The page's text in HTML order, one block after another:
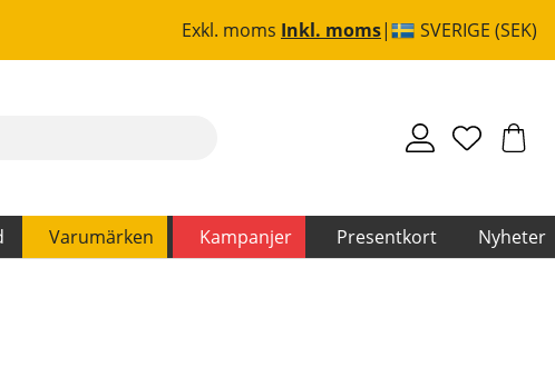
Exkl. moms Inkl. moms SVERIGE (SEK)
Varumärken Kampanjer Presentkort Nyheter